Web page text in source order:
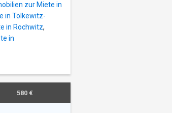
zur Miete in
in Tolkewitz-
in Rochwitz,
in
580 €